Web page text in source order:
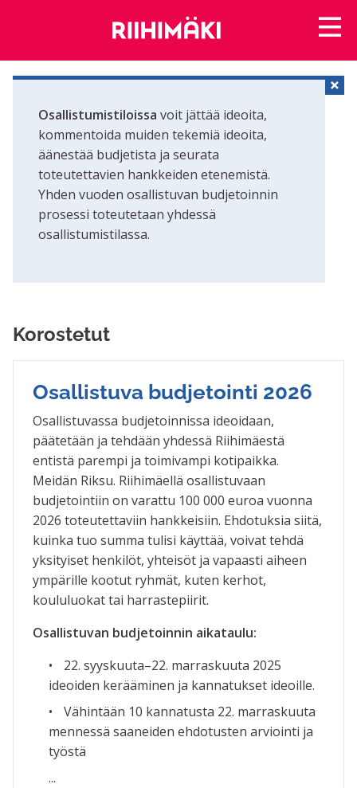
Osallistumistiloissa voit jättää ideoita,
kommentoida muiden tekemiä ideoita,
äänestää budjetista ja seurata
toteutettavien hankkeiden etenemistä.
Yhden vuoden osallistuvan budjetoinnin
prosessi toteutetaan yhdessä
osallistumistilassa.
Korostetut
Osallistuva budjetointi 2026
Osallistuvassa budjetoinnissa ideoidaan,
päätetään ja tehdään yhdessä Riihimäestä
entistä parempi ja toimivampi kotipaikka.
Meidän Riksu. Riihimäellä osallistuvaan
budjetointiin on varattu 100 000 euroa vuonna
2026 toteutettaviin hankkeisiin. Ehdotuksia siitä,
kuinka tuo summa tulisi käyttää, voivat tehdä
yksityiset henkilöt, yhteisöt ja vapaasti aiheen
ympärille kootut ryhmät, kuten kerhot,
koululuokat tai harrastepiirit.
Osallistuvan budjetoinnin aikataulu:
22. syyskuuta–22. marraskuuta 2025
ideoiden kerääminen ja kannatukset ideoille.
Vähintään 10 kannatusta 22. marraskuuta
mennessä saaneiden ehdotusten arviointi ja
työstä
...